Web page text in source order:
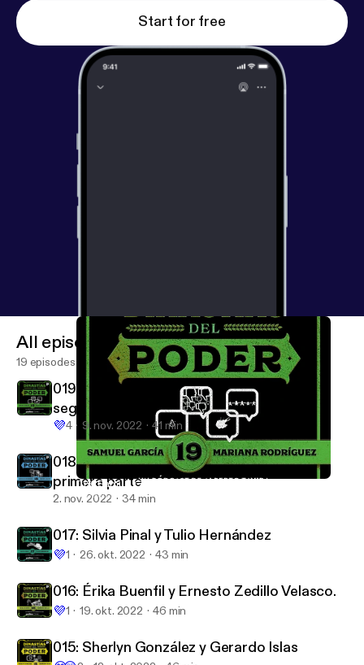
Start for free
019: Samuel García y Mariana Rodríguez, segunda parte
Dinastías del Poder
All episodes
19 episodes
019: Samuel García y Mariana Rodríguez,
segunda parte
💜4 9. nov. 2022 41 min
018: Mariana Rodríguez y Samuel García,
primera parte
2. nov. 2022 34 min
017: Silvia Pinal y Tulio Hernández
💜1 26. okt. 2022 43 min
016: Érika Buenfil y Ernesto Zedillo Velasco.
💜1 19. okt. 2022 46 min
015: Sherlyn González y Gerardo Islas